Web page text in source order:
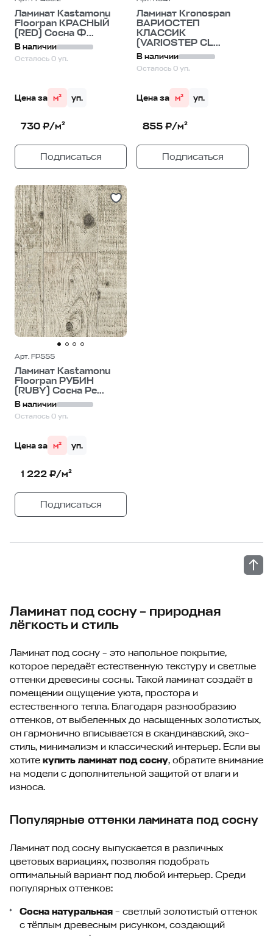
Ламинат Kastamonu
Floorpan КРАСНЫЙ
(RED) Сосна Ф...
В наличии
Осталось 0 уп.
Цена за м² уп.
730 ₽/м²
Подписаться
Ламинат Kronospan
ВАРИОСТЕП
КЛАССИК
(VARIOSTEP CL...
В наличии
Осталось 0 уп.
Цена за м² уп.
855 ₽/м²
Подписаться
Арт. FP555
Ламинат Kastamonu
Floorpan РУБИН
(RUBY) Сосна Ре...
В наличии
Осталось 0 уп.
Цена за м² уп.
1 222 ₽/м²
Подписаться
Ламинат под сосну – природная
лёгкость и стиль
Ламинат под сосну – это напольное покрытие,
которое передаёт естественную текстуру и светлые
оттенки древесины сосны. Такой ламинат создаёт в
помещении ощущение уюта, простора и
естественного тепла. Благодаря разнообразию
оттенков, от выбеленных до насыщенных золотистых,
он гармонично вписывается в скандинавский, эко-
стиль, минимализм и классический интерьер. Если вы
хотите купить ламинат под сосну, обратите внимание
на модели с дополнительной защитой от влаги и
износа.
Популярные оттенки ламината под сосну
Ламинат под сосну выпускается в различных
цветовых вариациях, позволяя подобрать
оптимальный вариант под любой интерьер. Среди
популярных оттенков:
Сосна натуральная – светлый золотистый оттенок
с тёплым древесным рисунком, создающий